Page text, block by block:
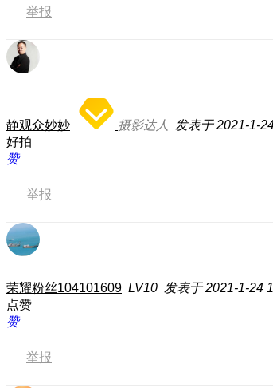
举报
静观众妙妙 摄影达人 发表于 2021-1-
好拍
赞
举报
荣耀粉丝104101609 LV10 发表于 2021-1-24
点赞
赞
举报